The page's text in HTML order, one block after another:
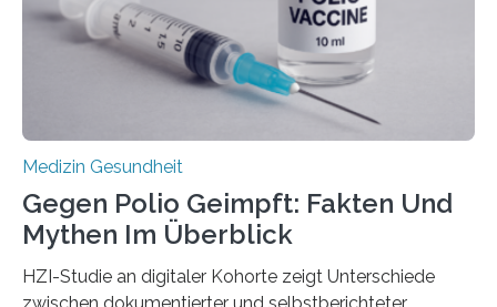
Schwachstelle im Erbgut einer Untergruppe des
Medulloblastoms gefunden. Die Wilhelm Sander-
Stiftung unterstützte das Projekt…
Medizin Gesundheit
Gegen Polio Geimpft: Fakten Und
Mythen Im Überblick
HZI-Studie an digitaler Kohorte zeigt Unterschiede
zwischen dokumentierter und selbstberichteter